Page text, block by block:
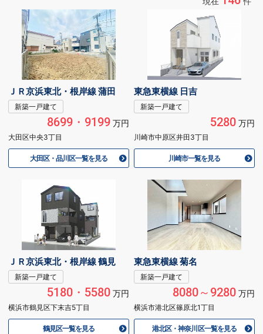
ＪＲ京浜東北・根岸線 蒲田
新築一戸建て
8699・9199万円
大田区中央3丁目
大田区・品川区一覧を見る
東急東横線 日吉
新築一戸建て
5280万円
川崎市中原区井田3丁目
川崎市一覧を見る
ＪＲ京浜東北・根岸線 鶴見
新築一戸建て
5180・5580万円
横浜市鶴見区下末吉5丁目
鶴見区一覧を見る
東急東横線 菊名
新築一戸建て
8080～9280万円
横浜市港北区篠原北1丁目
港北区・神奈川区一覧を見る